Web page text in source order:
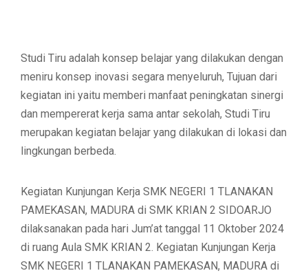
Studi Tiru adalah konsep belajar yang dilakukan dengan
meniru konsep inovasi segara menyeluruh, Tujuan dari
kegiatan ini yaitu memberi manfaat peningkatan sinergi
dan mempererat kerja sama antar sekolah, Studi Tiru
merupakan kegiatan belajar yang dilakukan di lokasi dan
lingkungan berbeda.
Kegiatan Kunjungan Kerja SMK NEGERI 1 TLANAKAN
PAMEKASAN, MADURA di SMK KRIAN 2 SIDOARJO
dilaksanakan pada hari Jum’at tanggal 11 Oktober 2024
di ruang Aula SMK KRIAN 2. Kegiatan Kunjungan Kerja
SMK NEGERI 1 TLANAKAN PAMEKASAN, MADURA di